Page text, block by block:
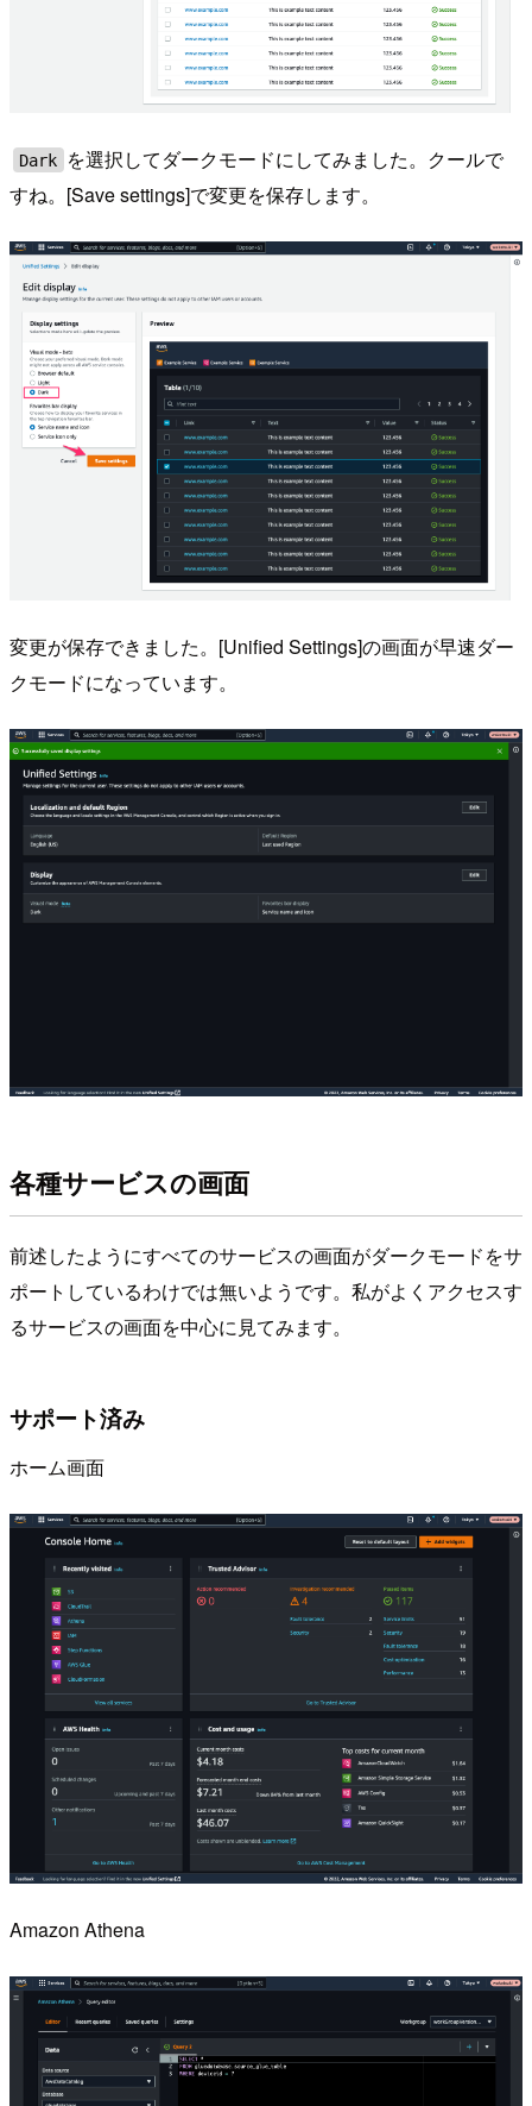
Dark
を選択してダークモードにしてみました。クールで
すね。[Save settings]で変更を保存します。
変更が保存できました。[Unified Settings]の画面が早速ダー
クモードになっています。
各種サービスの画面
前述したようにすべてのサービスの画面がダークモードをサ
ポートしているわけでは無いようです。私がよくアクセスす
るサービスの画面を中心に見てみます。
サポート済み
ホーム画面
Amazon Athena